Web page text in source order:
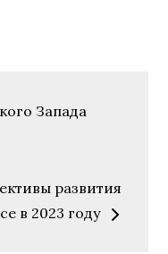
Запада
развития
в 2023 году